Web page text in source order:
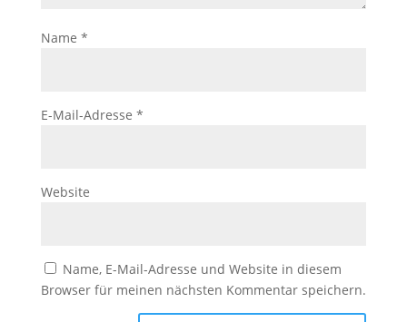
Name *
E-Mail-Adresse *
Website
Name, E-Mail-Adresse und Website in diesem
Browser für meinen nächsten Kommentar speichern.